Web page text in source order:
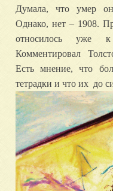
Думала, что умер
Однако, нет – 1908.
относилось уже
Комментировал
Есть мнение, что
тетрадки и что их до